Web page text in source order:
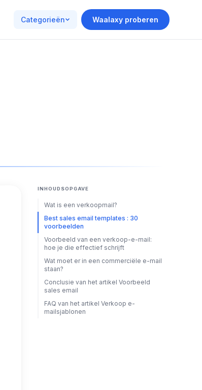
Categorieën Waalaxy proberen
INHOUDSOPGAVE
Wat is een verkoopmail?
Best sales email templates : 30
voorbeelden
Voorbeeld van een verkoop-e-mail:
hoe je die effectief schrijft
Wat moet er in een commerciële e-mail
staan?
Conclusie van het artikel Voorbeeld
sales email
FAQ van het artikel Verkoop e-
mailsjablonen